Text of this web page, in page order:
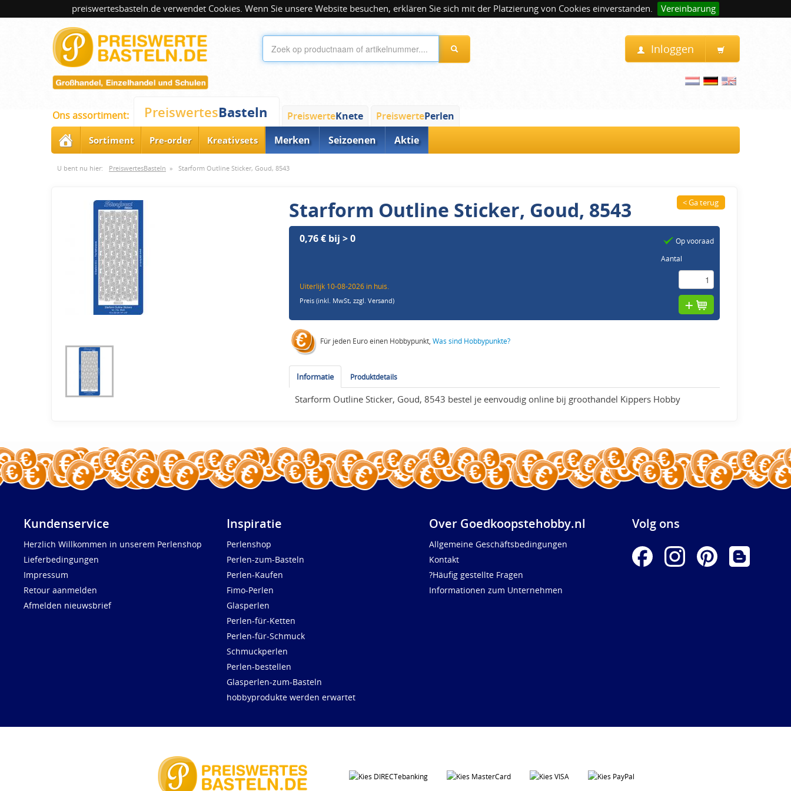
preiswertesbasteln.de verwendet Cookies. Wenn Sie unsere Website besuchen, erklären Sie sich mit der Platzierung von Cookies einverstanden. Vereinbarung
Inloggen
Ons assortiment: PreiswertesBasteln PreiswerteKnete PreiswertePerlen
Sortiment Pre-order Kreativsets Merken Seizoenen Aktie
U bent nu hier: PreiswertesBasteln » Starform Outline Sticker, Goud, 8543
Starform Outline Sticker, Goud, 8543 < Ga terug
0,76 € bij > 0
Uiterlijk 10-08-2026 in huis.
Preis (inkl. MwSt,zzgl. Versand)
Op vooraad
Aantal
Für jeden Euro einen Hobbypunkt,Was sind Hobbypunkte?
Informatie Produktdetails
Starform Outline Sticker, Goud, 8543 bestel je eenvoudig online bij groothandel Kippers Hobby
Kundenservice
Herzlich Willkommen in unserem Perlenshop
Lieferbedingungen
Impressum
Retour aanmelden
Afmelden nieuwsbrief
Inspiratie
Perlenshop
Perlen-zum-Basteln
Perlen-Kaufen
Fimo-Perlen
Glasperlen
Perlen-für-Ketten
Perlen-für-Schmuck
Schmuckperlen
Perlen-bestellen
Glasperlen-zum-Basteln
hobbyprodukte werden erwartet
Over Goedkoopstehobby.nl
Allgemeine Geschäftsbedingungen
Kontakt
?Häufig gestellte Fragen
Informationen zum Unternehmen
Volg ons